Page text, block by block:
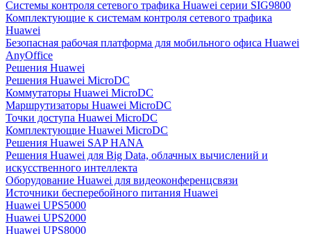
Системы контроля сетевого трафика Huawei серии SIG9800
Комплектующие к системам контроля сетевого трафика
Huawei
Безопасная рабочая платформа для мобильного офиса Huawei
AnyOffice
Решения Huawei
Решения Huawei MicroDC
Коммутаторы Huawei MicroDC
Маршрутизаторы Huawei MicroDC
Точки доступа Huawei MicroDC
Комплектующие Huawei MicroDC
Решения Huawei SAP HANA
Решения Huawei для Big Data, облачных вычислений и
искусственного интеллекта
Оборудование Huawei для видеоконференцсвязи
Источники бесперебойного питания Huawei
Huawei UPS5000
Huawei UPS2000
Huawei UPS8000